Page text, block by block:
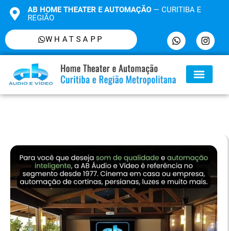
AB HOME THEATER E AUTOMAÇÃO— CURITIBA E
REGIÃO
WHATSAPP